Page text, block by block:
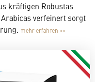
kräftigen Robustas
verfeinert sorgt
mehr erfahren >>